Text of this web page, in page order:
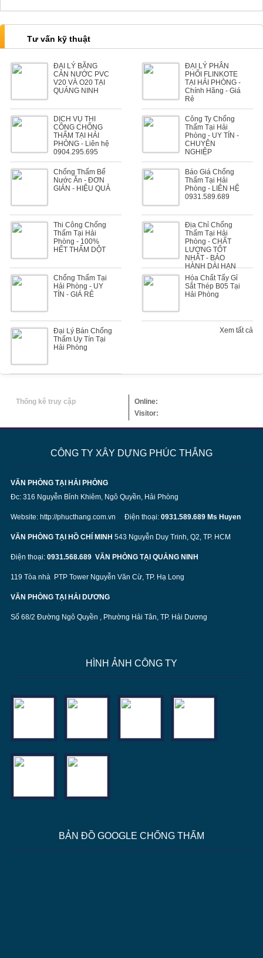
Tư vấn kỹ thuật
ĐẠI LÝ BĂNG
CẢN NƯỚC PVC
V20 VÀ O20 TẠI
QUẢNG NINH
ĐẠI LÝ PHÂN
PHỐI FLINKOTE
TẠI HẢI PHÒNG -
Chính Hãng - Giá
Rẻ
DỊCH VỤ THI
CÔNG CHỐNG
THẤM TẠI HẢI
PHÒNG - Liên hệ
0904.295.695
Công Ty Chống
Thấm Tại Hải
Phòng - UY TÍN -
CHUYÊN
NGHIỆP
Chống Thấm Bể
Nước Ăn - ĐƠN
GIẢN - HIỆU QUẢ
Báo Giá Chống
Thấm Tại Hải
Phòng - LIÊN HỆ
0931.589.689
Thi Công Chống
Thấm Tại Hải
Phòng - 100%
HẾT THẤM DỘT
Địa Chỉ Chống
Thấm Tại Hải
Phòng - CHẤT
LƯỢNG TỐT
NHẤT - BẢO
HÀNH DÀI HẠN
Chống Thấm Tại
Hải Phòng - UY
TÍN - GIÁ RẺ
Hóa Chất Tẩy Gỉ
Sắt Thép B05 Tại
Hải Phòng
Đại Lý Bán Chống
Thấm Uy Tín Tại
Hải Phòng
Xem tất cả
Thống kê truy cập
Online:
Visitor:
CÔNG TY XÂY DỰNG PHÚC THẮNG
VĂN PHÒNG TẠI HẢI PHÒNG
Đc: 316 Nguyễn Bỉnh Khiêm, Ngô Quyền, Hải Phòng
Website: http://phucthang.com.vn Điện thoại: 0931.589.689 Ms Huyen
VĂN PHÒNG TẠI HỒ CHÍ MINH 543 Nguyễn Duy Trinh, Q2, TP. HCM
Điện thoại: 0931.568.689 VĂN PHÒNG TẠI QUẢNG NINH
119 Tòa nhà PTP Tower Nguyễn Văn Cừ, TP. Hạ Long
VĂN PHÒNG TẠI HẢI DƯƠNG
Số 68/2 Đường Ngô Quyền , Phường Hải Tân, TP. Hải Dương
HÌNH ẢNH CÔNG TY
BẢN ĐỒ GOOGLE CHỐNG THẤM